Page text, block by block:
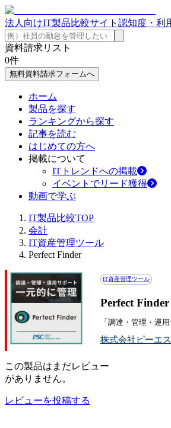
法人向けIT製品比較サイト 認知度・利
資料請求リスト
0件
無料資料請求フォームへ
ホーム
製品を探す
ランキングから探す
記事を読む
はじめての方へ
掲載について
ITトレンドへの掲載
イベントでリード獲得
動画で学ぶ
IT製品比較TOP
会計
IT資産管理ツール
Perfect Finder
IT資産管理ツール
Perfect
「調達・管理・運
株式会社ピーエ
この製品はまだレビュー
がありません。
レビューを投稿する